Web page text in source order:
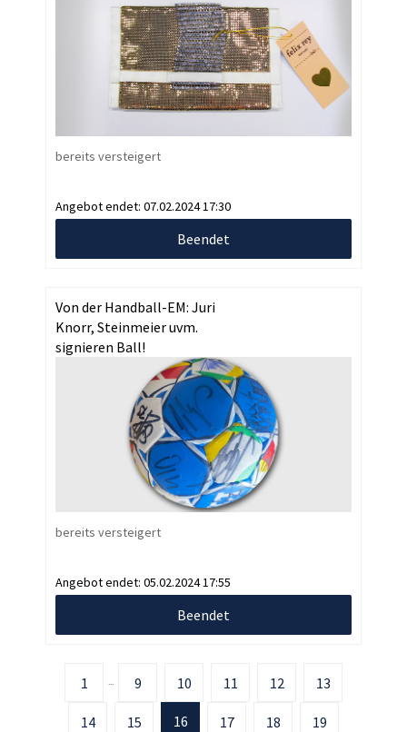
bereits versteigert
Angebot endet: 07.02.2024 17:30
Beendet
Von der Handball-EM: Juri
Knorr, Steinmeier uvm.
signieren Ball!
bereits versteigert
Angebot endet: 05.02.2024 17:55
Beendet
1 9 10 11 12 13
14 15 16 17 18 19